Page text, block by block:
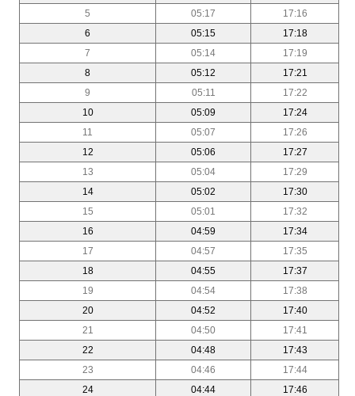
5
05:17
17:16
6
05:15
17:18
7
05:14
17:19
8
05:12
17:21
9
05:11
17:22
10
05:09
17:24
11
05:07
17:26
12
05:06
17:27
13
05:04
17:29
14
05:02
17:30
15
05:01
17:32
16
04:59
17:34
17
04:57
17:35
18
04:55
17:37
19
04:54
17:38
20
04:52
17:40
21
04:50
17:41
22
04:48
17:43
23
04:46
17:44
24
04:44
17:46